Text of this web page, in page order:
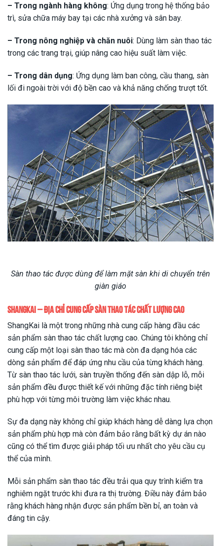
– Trong ngành hàng không: Ứng dụng trong hệ thống bảo
trì, sửa chữa máy bay tại các nhà xưởng và sân bay.
– Trong nông nghiệp và chăn nuôi: Dùng làm sàn thao tác
trong các trang trại, giúp nâng cao hiệu suất làm việc.
– Trong dân dụng: Ứng dụng làm ban công, cầu thang, sàn
lối đi ngoài trời với độ bền cao và khả năng chống trượt tốt.
Sàn thao tác được dùng để làm mặt sàn khi di chuyển trên
giàn giáo
ShangKai – Địa chỉ cung cấp sàn thao tác chất lượng cao
ShangKai là một trong những nhà cung cấp hàng đầu các
sản phẩm sàn thao tác chất lượng cao. Chúng tôi không chỉ
cung cấp một loại sàn thao tác mà còn đa dạng hóa các
dòng sản phẩm để đáp ứng nhu cầu của từng khách hàng.
Từ sàn thao tác lưới, sàn truyền thống đến sàn dập lỗ, mỗi
sản phẩm đều được thiết kế với những đặc tính riêng biệt
phù hợp với từng môi trường làm việc khác nhau.
Sự đa dạng này không chỉ giúp khách hàng dễ dàng lựa chọn
sản phẩm phù hợp mà còn đảm bảo rằng bất kỳ dự án nào
cũng có thể tìm được giải pháp tối ưu nhất cho yêu cầu cụ
thể của mình.
Mỗi sản phẩm sàn thao tác đều trải qua quy trình kiểm tra
nghiêm ngặt trước khi đưa ra thị trường. Điều này đảm bảo
rằng khách hàng nhận được sản phẩm bền bỉ, an toàn và
đáng tin cậy.